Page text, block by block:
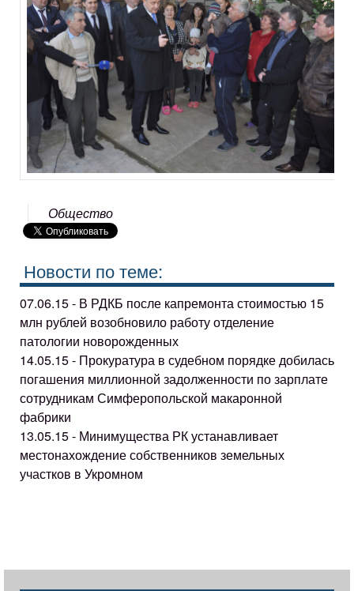
Общество
Новости по теме:
07.06.15 - В РДКБ после капремонта стоимостью 15
млн рублей возобновило работу отделение
патологии новорожденных
14.05.15 - Прокуратура в судебном порядке добилась
погашения миллионной задолженности по зарплате
сотрудникам Симферопольской макаронной
фабрики
13.05.15 - Минимущества РК устанавливает
местонахождение собственников земельных
участков в Укромном